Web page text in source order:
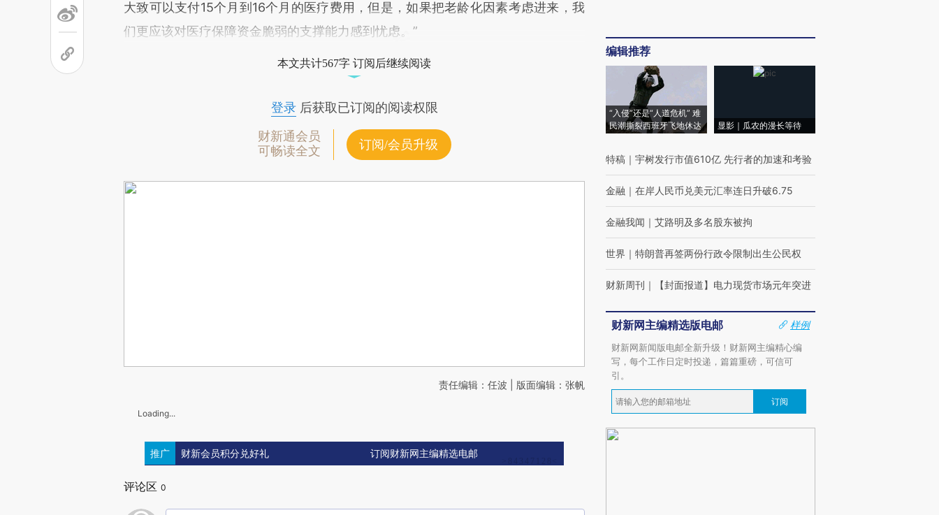
大致可以支付15个月到16个月的医疗费用，但是，如果把老龄化因素考虑进来，我
们更应该对医疗保障资金脆弱的支撑能力感到忧虑。”
本文共计567字 订阅后继续阅读
登录后获取已订阅的阅读权限
财新通会员
可畅读全文
订阅/会员升级
责任编辑：任波 | 版面编辑：张帆
Loading...
推广 财新会员积分兑好礼 订阅财新网主编精选电邮
评论区 0
编辑推荐
“入侵”还是“人道危机” 难
民潮撕裂西班牙飞地休达
显影｜瓜农的漫长等待
特稿 ｜ 宇树发行市值610亿 先行者的加速和考验
金融 ｜ 在岸人民币兑美元汇率连日升破6.75
金融我闻 ｜ 艾路明及多名股东被拘
世界 ｜ 特朗普再签两份行政令限制出生公民权
财新周刊 ｜ 【封面报道】电力现货市场元年突进
财新网主编精选版电邮
样例
财新网新闻版电邮全新升级！财新网主编精心编
写，每个工作日定时投递，篇篇重磅，可信可
引。
订阅